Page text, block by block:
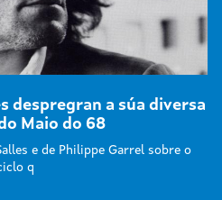
despregran a súa diversa
Maio do 68
e de Philippe Garrel sobre o
q